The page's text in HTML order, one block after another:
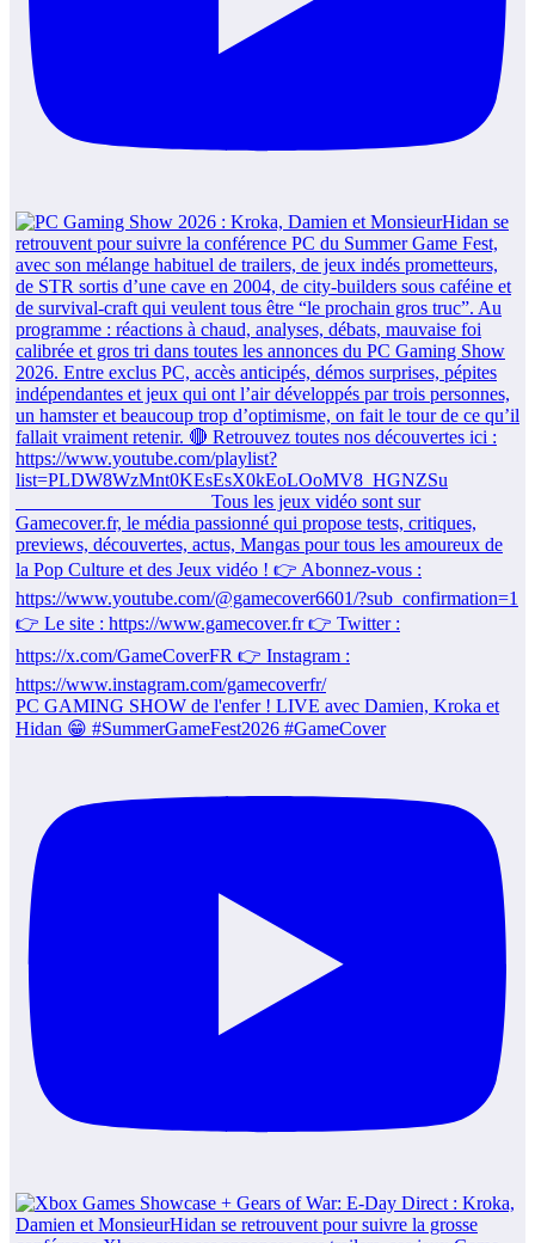
PC GAMING SHOW de l'enfer ! LIVE avec Damien, Kroka et
Hidan 😁 #SummerGameFest2026 #GameCover